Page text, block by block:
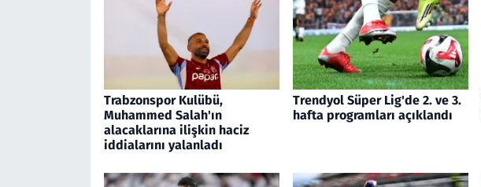
Trabzonspor Kulübü,
Muhammed Salah'ın
alacaklarına ilişkin haciz
iddialarını yalanladı
Trendyol Süper Lig'de 2. ve 3.
hafta programları açıklandı